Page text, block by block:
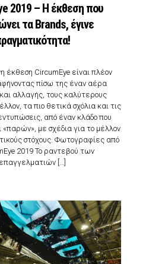
2019 – Η έκθεση που
τα Brands, έγινε
έκθεση CircumEye είναι πλέον
πίσω της έναν αέρα
αλλαγής, τους καλύτερους
τα πιο θετικά σχόλια και τις
από έναν κλάδο που
«παρών», µε σχέδια για το μέλλον
στόχους. Φωτογραφίες από
2019 Το ραντεβού των
επαγγελματιών […]